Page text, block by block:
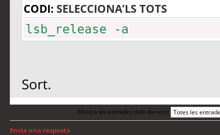
CODI: SELECCIONA’LS TOTS
lsb_release -a
Sort.
Mostra les entrades dels darrers:
Envia una resposta